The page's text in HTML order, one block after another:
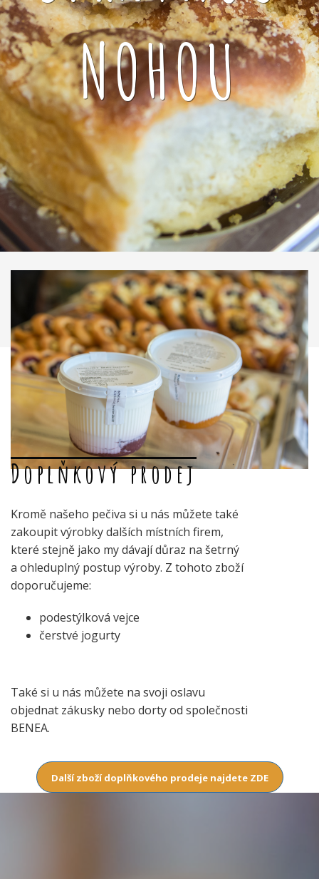
NOHOU
Doplňkový prodej
Kromě našeho pečiva si u nás můžete také
zakoupit výrobky dalších místních firem,
které stejně jako my dávají důraz na šetrný
a ohleduplný postup výroby. Z tohoto zboží
doporučujeme:
podestýlková vejce
čerstvé jogurty
Také si u nás můžete na svoji oslavu
objednat zákusky nebo dorty od společnosti
BENEA.
Další zboží doplňkového prodeje najdete ZDE